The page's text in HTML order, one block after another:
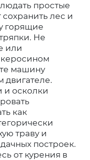
простые
лес и
горящие
Не
или
машину
и осколки
как
траву и
построек.
от курения в